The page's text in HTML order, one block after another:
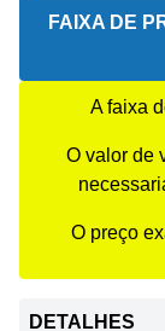
FAIXA DE
A faixa
O valor de
O preço
DETALHES